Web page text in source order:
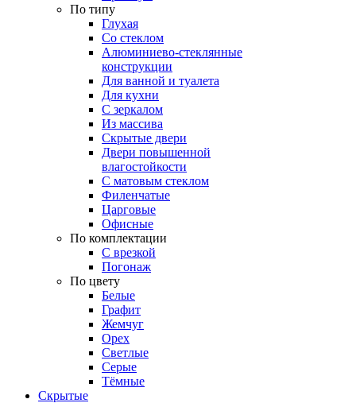
По типу
Глухая
Со стеклом
Алюминиево-стеклянные
конструкции
Для ванной и туалета
Для кухни
С зеркалом
Из массива
Скрытые двери
Двери повышенной
влагостойкости
С матовым стеклом
Филенчатые
Царговые
Офисные
По комплектации
С врезкой
Погонаж
По цвету
Белые
Графит
Жемчуг
Орех
Светлые
Серые
Тёмные
Скрытые